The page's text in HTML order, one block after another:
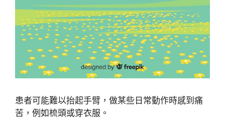
患者可能難以抬起手臂，做某些日常動作時感到痛
苦，例如梳頭或穿衣服。